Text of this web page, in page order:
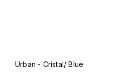
Urban - Cristal/ Blue